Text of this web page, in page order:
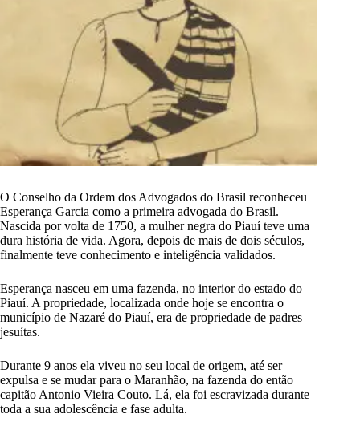
O Conselho da Ordem dos Advogados do Brasil reconheceu
Esperança Garcia como a primeira advogada do Brasil.
Nascida por volta de 1750, a mulher negra do Piauí teve uma
dura história de vida. Agora, depois de mais de dois séculos,
finalmente teve conhecimento e inteligência validados.
Esperança nasceu em uma fazenda, no interior do estado do
Piauí. A propriedade, localizada onde hoje se encontra o
município de Nazaré do Piauí, era de propriedade de padres
jesuítas.
Durante 9 anos ela viveu no seu local de origem, até ser
expulsa e se mudar para o Maranhão, na fazenda do então
capitão Antonio Vieira Couto. Lá, ela foi escravizada durante
toda a sua adolescência e fase adulta.